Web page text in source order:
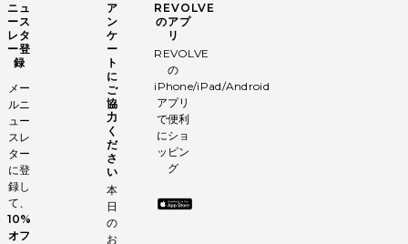
ニュ
ース
レタ
ー登
録
メー
ルニ
ュー
スレ
ター
に登
録し
て、
10%
オフ
ア
ン
ケ
ー
ト
に
ご
協
力
く
だ
さ
い
本
日
の
お
REVOLVE
のアプ
リ
REVOLVE
の
iPhone/iPad/Android
アプリ
で便利
にショ
ッピン
グ